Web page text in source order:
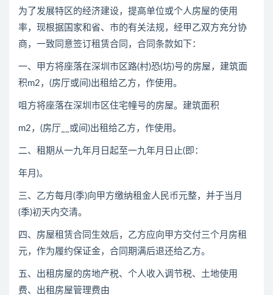
为了发展特区的经济建设，提高单位或个人房屋的使用
率，现根据国家和省、市的有关法规，经甲乙双方充分协
商，一致同意签订租赁合同，合同条款如下：
一、甲方将座落在深圳市区路(村)恐(坊)号的房屋，建筑面
积m2，(房厅或间)出租给乙方，作使用。
咀方将座落在深圳市区住宅幢号的房屋。建筑面积
m2，(房厅__或间)出租给乙方，作使用。
二、租期从一九年月日起至一九年月日止(即：
年月)。
三、乙方每月(季)向甲方缴纳租金人民币元整，并于当月
(季)初天内交清。
四、房屋租赁合同生效后，乙方应向甲方交付三个月房租
元，作为履约保证金，合同期满后退还给乙方。
五、出租房屋的房地产税、个人收入调节税、土地使用
费、出租房屋管理费由